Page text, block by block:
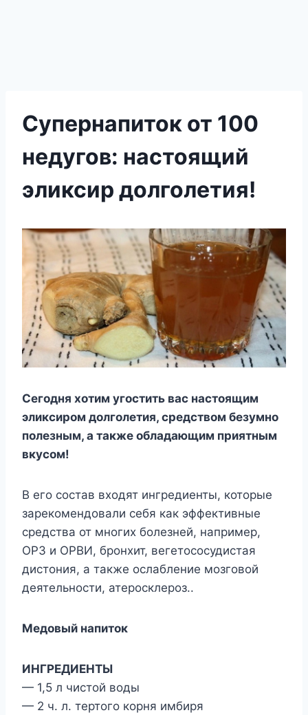
Супернапиток от 100
недугов: настоящий
эликсир долголетия!
Сегодня хотим угостить вас настоящим
эликсиром долголетия, средством безумно
полезным, а также обладающим приятным
вкусом!
В его состав входят ингредиенты, которые
зарекомендовали себя как эффективные
средства от многих болезней, например,
ОРЗ и ОРВИ, бронхит, вегетососудистая
дистония, а также ослабление мозговой
деятельности, атеросклероз..
Медовый напиток
ИНГРЕДИЕНТЫ
— 1,5 л чистой воды
— 2 ч. л. тертого корня имбиря